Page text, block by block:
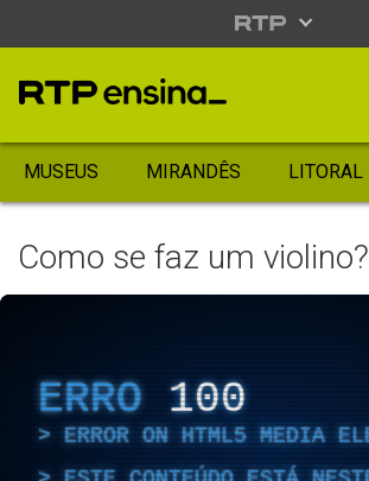
MUSEUS MIRANDÊS LITORAL
Como se faz um violino?
ERRO 100
ERROR ON HTML5 MEDIA